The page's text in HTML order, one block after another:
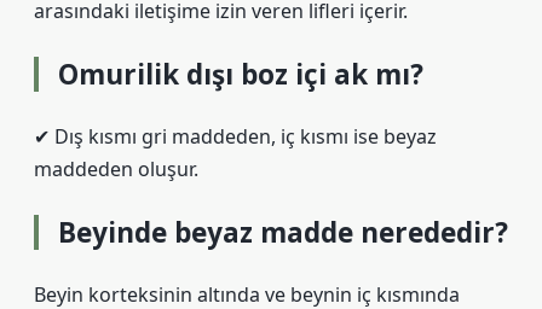
arasındaki iletişime izin veren lifleri içerir.
Omurilik dışı boz içi ak mı?
✔ Dış kısmı gri maddeden, iç kısmı ise beyaz
maddeden oluşur.
Beyinde beyaz madde nerededir?
Beyin korteksinin altında ve beynin iç kısmında